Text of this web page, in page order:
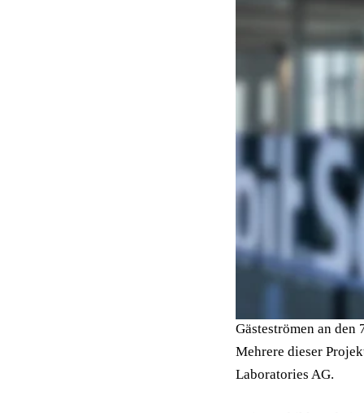
schärfen, die Go-to-
Im Fokus stehen
System. Das
Zurück zu den
Feller ist kein
Fachrichtung
bevor er im Mai
Projekte zur
Gästeströmen an den
Mehrere dieser
Laboratories AG.